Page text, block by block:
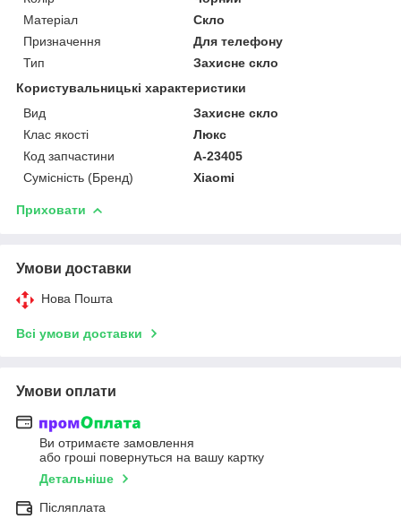
Матеріал
Скло
Призначення
Для телефону
Тип
Захисне скло
Користувальницькі характеристики
Вид
Захисне скло
Клас якості
Люкс
Код запчастини
A-23405
Сумісність (Бренд)
Xiaomi
Приховати
Умови доставки
Нова Пошта
Всі умови доставки
Умови оплати
Ви отримаєте замовлення
або гроші повернуться на вашу картку
Детальніше
Післяплата